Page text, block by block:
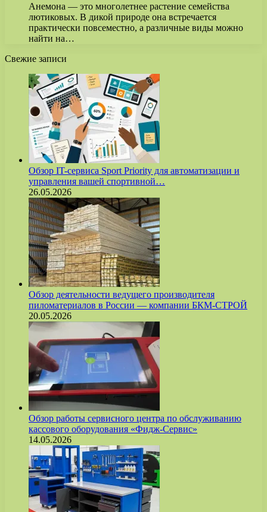
Анемона — это многолетнее растение семейства
лютиковых. В дикой природе она встречается
практически повсеместно, а различные виды можно
найти на…
Свежие записи
Обзор IT-сервиса Sport Priority для автоматизации и
управления вашей спортивной…
26.05.2026
Обзор деятельности ведущего производителя
пиломатериалов в России — компании БКМ-СТРОЙ
20.05.2026
Обзор работы сервисного центра по обслуживанию
кассового оборудования «Фидж-Сервис»
14.05.2026